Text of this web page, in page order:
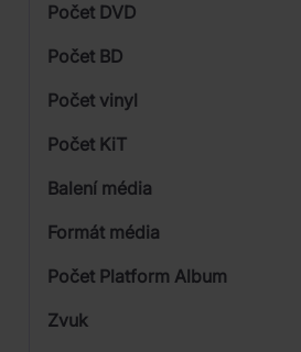
Počet DVD
Počet BD
Počet vinyl
Počet KiT
Balení média
Formát média
Počet Platform Album
Zvuk